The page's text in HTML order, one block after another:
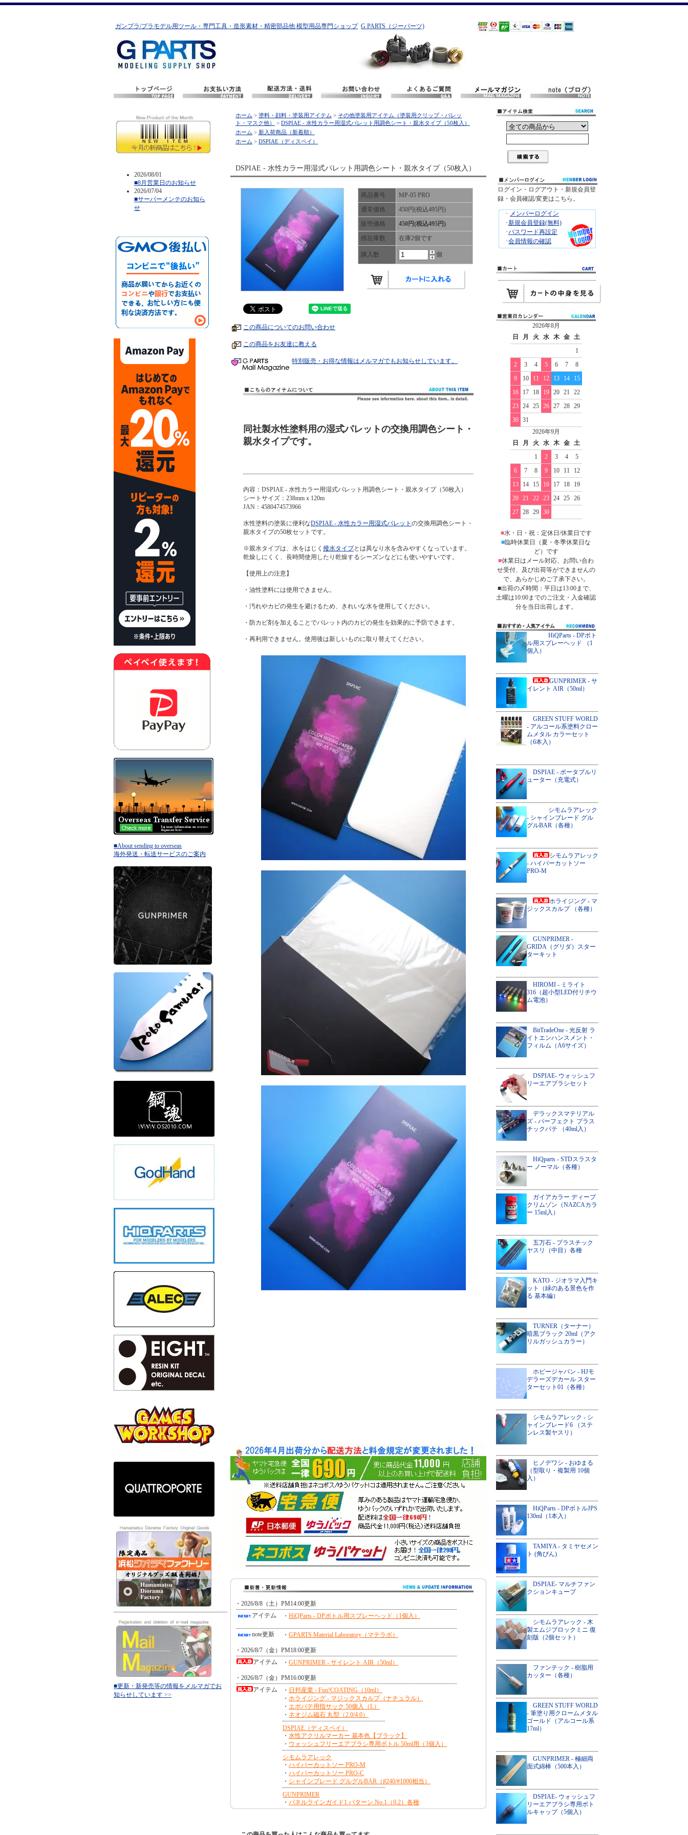
ガンプラ/プラモデル用ツール・専門工具・造形素材・精密部品他 模型用品専門ショップ G PARTS（ジーパーツ)
2026/08/01
■8月営業日のお知らせ
2026/07/04
■サーバーメンテのお知ら
せ
■About sending to overseas
海外発送・転送サービスのご案内
■更新・新発売等の情報をメルマガでお
知らせしています >>
ホーム > 塗料・顔料・塗装用アイテム > その他塗装用アイテム（塗装用クリップ・パレッ
ト・マスク他）
> DSPIAE - 水性カラー用湿式パレット用調色シート・親水タイプ（50枚入）
ホーム > 新入荷商品（新着順）
ホーム > DSPIAE（ディスペイ）
DSPIAE - 水性カラー用湿式パレット用調色シート・親水タイプ（50枚入）
商品番号
MP-05 PRO
通常価格
450円(税込495円)
販売価格
450円(税込495円)
残在庫数
在庫2個です
購入数 個
この商品についてのお問い合わせ
この商品をお友達に教える
特別販売・お得な情報はメルマガでもお知らせしています。
同社製水性塗料用の湿式パレットの交換用調色シート・
親水タイプです。
内容：DSPIAE - 水性カラー用湿式パレット用調色シート・親水タイプ（50枚入）
シートサイズ：238mmｘ120m
JAN：4580474573966
水性塗料の塗装に便利なDSPIAE - 水性カラー用湿式パレット の交換用調色シート・
親水タイプの50枚セットです。
※親水タイプは、水をはじく 撥水タイプとは異なり水を含みやすくなっています。
乾燥しにくく、長時間使用したり乾燥するシーズンなどにも使いやすいです。
【使用上の注意】
・油性塗料には使用できません。
・汚れやカビの発生を避けるため、きれいな水を使用してください。
・防カビ剤を加えることでパレット内のカビの発生を効果的に予防できます。
・再利用できません。使用後は新しいものに取り替えてください。
ログイン・ログアウト・新規会員登
録・会員確認/変更はこちら。
･ メンバーログイン
･新規会員登録(無料)
･パスワード再設定
･会員情報の確認
2026年8月
日
月 火 水 木 金
土
1
2
3 4 5 6 7
8
9
10 11 12 13 14
15
16
17 18 19 20 21
22
23
24 25 26 27 28
29
30
31
2026年9月
日
月 火 水 木 金
土
1
2 3 4
5
6
7 8 9 10 11
12
13
14 15 16 17 18
19
20
21 22 23 24 25
26
27
28 29 30
■水・日・祝：定休日/休業日です
■臨時休業日（夏・冬季休業日な
ど）です
■休業日はメール対応、お問い合わ
せ受付、及び出荷等ができませんの
で、あらかじめご了承下さい。
■出荷の〆時間：平日は13:00まで、
土曜は10:00までのご注文・入金確認
分を当日出荷します。
HiQParts - DPボト
ル用スプレーヘッド （1
個入）
GUNPRIMER - サ
イレント AIR（50ml）
GREEN STUFF WORLD
- アルコール系塗料クロー
ムメタル カラーセット
（6本入）
DSPIAE - ポータブルリ
ューター（充電式）
シモムラアレック
- シャインブレード グル
グルBAR（各種）
シモムラアレック
- ハイパーカットソー
PRO-M
ホライジング - マ
ジックスカルプ （各種）
GUNPRIMER -
GRIDA（グリダ）スター
ターキット
HIROMI - ミライト
316（超小型LED付リチウ
ム電池）
BitTradeOne - 光反射 ラ
イトエンハンスメント・
フィルム（A6サイズ）
DSPIAE- ウォッシュフ
リーエアブラシセット
デラックスマテリアル
ズ - パーフェクト プラス
チックパテ （40ml入）
HiQparts - STDスラスタ
ー ノーマル（各種）
ガイアカラー ディープ
クリムゾン（NAZCAカラ
ー 15ml入）
五万石 - プラスチック
ヤスリ（中目）各種
KATO - ジオラマ入門キ
ット（緑のある景色を作
る 基本編）
TURNER（ターナー）
暗黒ブラック 20ml（アク
リルガッシュカラー）
ホビージャパン - HJモ
デラーズデカール スター
ターセット01（各種）
シモムラアレック - シ
ャインブレード6 （ステ
ンレス製ヤスリ）
ヒノデワシ - おゆまる
（型取り・複製用 10個
入）
HiQParts - DPボトルJPS
130ml（1本入）
TAMIYA - タミヤセメン
ト (角びん)
DSPIAE- マルチファン
クションキューブ
シモムラアレック - 木
製エムジブロックミニ 復
刻版（2個セット）
ファンテック - 樹脂用
カッター（各種）
GREEN STUFF WORLD
- 筆塗り用クロームメタル
ゴールド（アルコール系
17ml）
GUNPRIMER - 極細両
面式綿棒（500本入）
DSPIAE- ウォッシュフ
リーエアブラシ専用ボト
ルキャップ（5個入）